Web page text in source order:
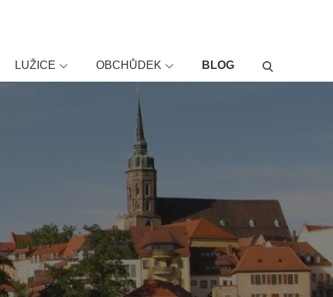
LUŽICE OBCHŮDEK BLOG